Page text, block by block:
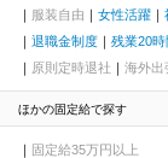
服装自由
女性活躍
退職金制度
残業20
原則定時退社
海外出
ほかの固定給で探す
固定給35万円以上